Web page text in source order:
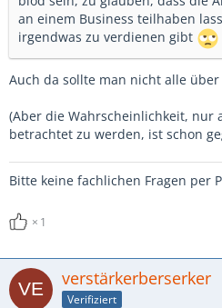
an einem Business teilhaben
irgendwas zu verdienen gibt
Auch da sollte man nicht alle
(Aber die Wahrscheinlichkeit, nur
betrachtet zu werden, ist schon
Bitte keine fachlichen Fragen per
1
verstärkerberserker
Verifiziert